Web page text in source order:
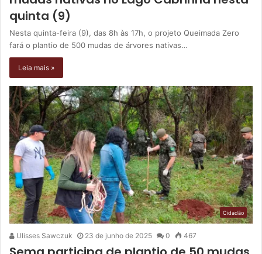
quinta (9)
Nesta quinta-feira (9), das 8h às 17h, o projeto Queimada Zero
fará o plantio de 500 mudas de árvores nativas…
Leia mais »
Cidadão
Ulisses Sawczuk 23 de junho de 2025 0 467